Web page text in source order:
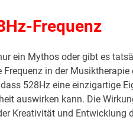
Frequenz
ein Mythos oder gibt es
in der
528Hz eine einzigartige
auswirken kann. Die
Kreativität und Entwicklung